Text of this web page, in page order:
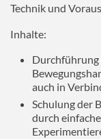
Technik und
Inhalte:
Durchführung
auch in
Schulung der
durch